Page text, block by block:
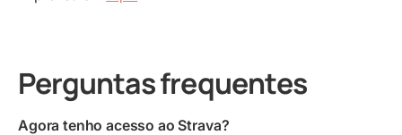
Perguntas frequentes
Agora tenho acesso ao Strava?